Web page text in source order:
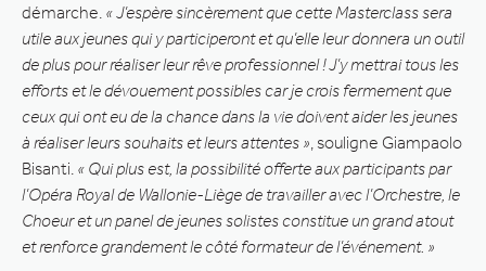
démarche. « J’espère sincèrement que cette Masterclass sera
utile aux jeunes qui y participeront et qu’elle leur donnera un outil
de plus pour réaliser leur rêve professionnel ! J’y mettrai tous les
efforts et le dévouement possibles car je crois fermement que
ceux qui ont eu de la chance dans la vie doivent aider les jeunes
à réaliser leurs souhaits et leurs attentes » , souligne Giampaolo
Bisanti. « Qui plus est, la possibilité offerte aux participants par
l’Opéra Royal de Wallonie-Liège de travailler avec l’Orchestre, le
Choeur et un panel de jeunes solistes constitue un grand atout
et renforce grandement le côté formateur de l’événement. »